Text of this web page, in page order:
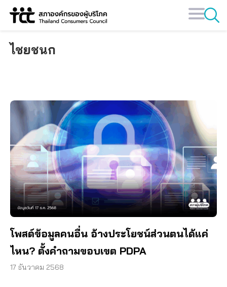
Skip
ไชยชนก
โพสต์ข้อมูลคนอื่น อ้างประโยชน์ส่วนตนได้แค่
ไหน? ตั้งคำถามขอบเขต PDPA
17 ธันวาคม 2568